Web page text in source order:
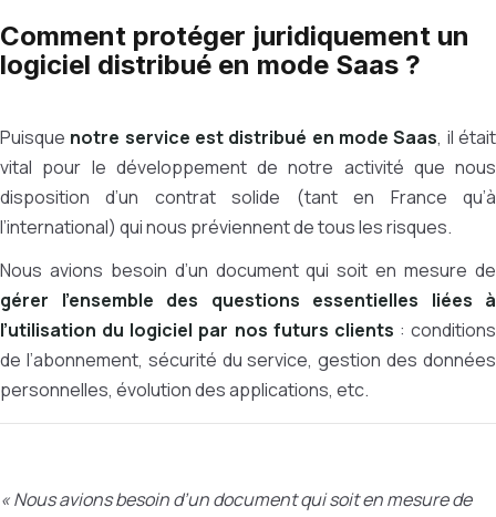
Comment protéger juridiquement un
logiciel distribué en mode Saas ?
Puisque notre service est distribué en mode Saas, il était
vital pour le développement de notre activité que nous
disposition d’un contrat solide (tant en France qu’à
l’international) qui nous préviennent de tous les risques.
Nous avions besoin d’un document qui soit en mesure de
gérer l’ensemble des questions essentielles liées à
l’utilisation du logiciel par nos futurs clients : conditions
de l’abonnement, sécurité du service, gestion des données
personnelles, évolution des applications, etc.
« Nous avions besoin d’un document qui soit en mesure de